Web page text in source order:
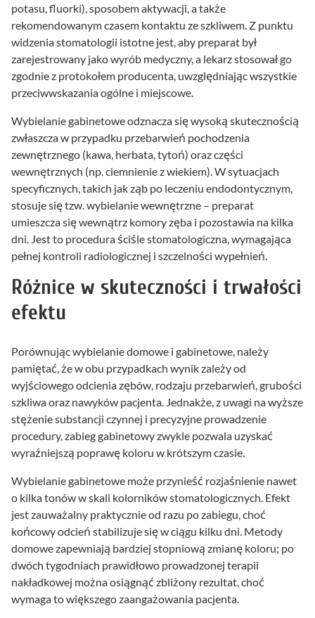
potasu, fluorki), sposobem aktywacji, a także
rekomendowanym czasem kontaktu ze szkliwem. Z punktu
widzenia stomatologii istotne jest, aby preparat był
zarejestrowany jako wyrób medyczny, a lekarz stosował go
zgodnie z protokołem producenta, uwzględniając wszystkie
przeciwwskazania ogólne i miejscowe.
Wybielanie gabinetowe odznacza się wysoką skutecznością
zwłaszcza w przypadku przebarwień pochodzenia
zewnętrznego (kawa, herbata, tytoń) oraz części
wewnętrznych (np. ciemnienie z wiekiem). W sytuacjach
specyficznych, takich jak ząb po leczeniu endodontycznym,
stosuje się tzw. wybielanie wewnętrzne – preparat
umieszcza się wewnątrz komory zęba i pozostawia na kilka
dni. Jest to procedura ściśle stomatologiczna, wymagająca
pełnej kontroli radiologicznej i szczelności wypełnień.
Różnice w skuteczności i trwałości
efektu
Porównując wybielanie domowe i gabinetowe, należy
pamiętać, że w obu przypadkach wynik zależy od
wyjściowego odcienia zębów, rodzaju przebarwień, grubości
szkliwa oraz nawyków pacjenta. Jednakże, z uwagi na wyższe
stężenie substancji czynnej i precyzyjne prowadzenie
procedury, zabieg gabinetowy zwykle pozwala uzyskać
wyraźniejszą poprawę koloru w krótszym czasie.
Wybielanie gabinetowe może przynieść rozjaśnienie nawet
o kilka tonów w skali kolorników stomatologicznych. Efekt
jest zauważalny praktycznie od razu po zabiegu, choć
końcowy odcień stabilizuje się w ciągu kilku dni. Metody
domowe zapewniają bardziej stopniową zmianę koloru; po
dwóch tygodniach prawidłowo prowadzonej terapii
nakładkowej można osiągnąć zbliżony rezultat, choć
wymaga to większego zaangażowania pacjenta.